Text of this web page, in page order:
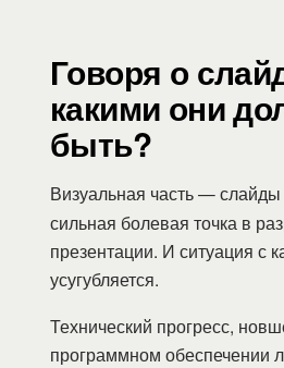
Говоря о
какими они
быть?
Визуальная часть —
сильная болевая точка в
презентации. И ситуация с
усугубляется.
Технический прогресс,
программном обеспечении